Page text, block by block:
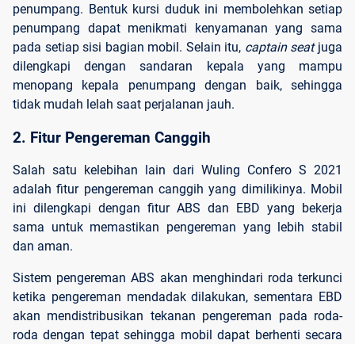
penumpang. Bentuk kursi duduk ini membolehkan setiap
penumpang dapat menikmati kenyamanan yang sama
pada setiap sisi bagian mobil. Selain itu, captain seatjuga
dilengkapi dengan sandaran kepala yang mampu
menopang kepala penumpang dengan baik, sehingga
tidak mudah lelah saat perjalanan jauh.
2. Fitur Pengereman Canggih
Salah satu kelebihan lain dari Wuling Confero S 2021
adalah fitur pengereman canggih yang dimilikinya. Mobil
ini dilengkapi dengan fitur ABS dan EBD yang bekerja
sama untuk memastikan pengereman yang lebih stabil
dan aman.
Sistem pengereman ABS akan menghindari roda terkunci
ketika pengereman mendadak dilakukan, sementara EBD
akan mendistribusikan tekanan pengereman pada roda-
roda dengan tepat sehingga mobil dapat berhenti secara